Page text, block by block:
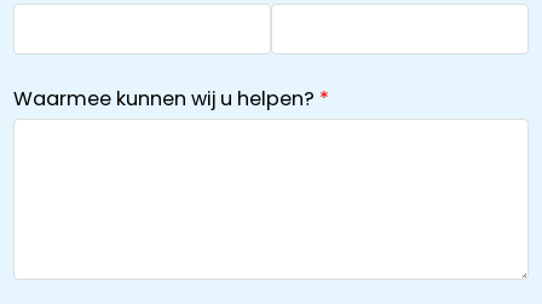
Waarmee kunnen wij u helpen?